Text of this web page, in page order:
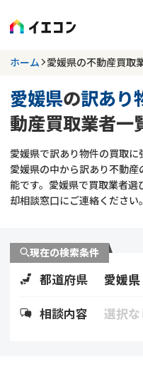
訳あり物件に強い
愛媛県
更新日 :2026年07月31日
業者を探す
空き家
再建築不可
不動産コラム
不動産売却
ホーム 愛媛県の不動産買取
愛媛県の訳あり
動産買取業者一
愛媛県で訳あり物件の買取
愛媛県の中から訳あり不動
能です。愛媛県で買取業者
却相談窓口にご連絡ください。
現在の検索条件
都道府県 愛媛県
相談内容 選択な